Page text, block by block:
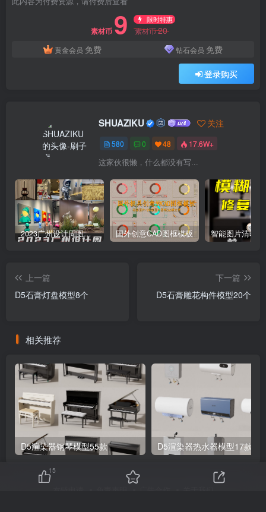
素材币 9 限时特惠
素材币20
黄金会员 免费 钻石会员 免费
登录购买
SHUAZIKU 关注
580 0 48 17.6W+
这家伙很懒，什么都没有写...
2023广州设计周图集更新至8000多张高清图+联系方式 国外创意CAD图框模板
上一篇
D5石膏灯盘模型8个
下一篇
D5石膏雕花构件模型20个
相关推荐
D5渲染器钢琴模型55款 D5渲染器热水器模型17款
15